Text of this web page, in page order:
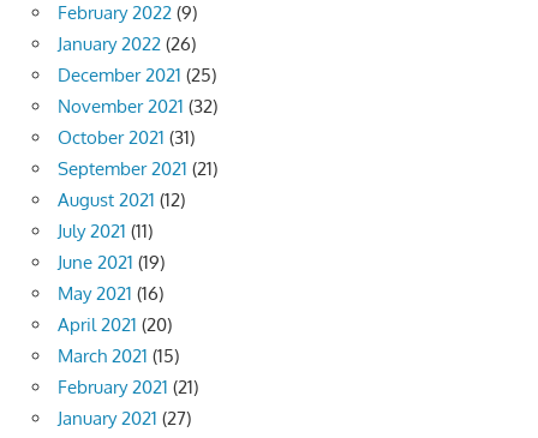
February 2022 (9)
January 2022 (26)
December 2021 (25)
November 2021 (32)
October 2021 (31)
September 2021 (21)
August 2021 (12)
July 2021 (11)
June 2021 (19)
May 2021 (16)
April 2021 (20)
March 2021 (15)
February 2021 (21)
January 2021 (27)